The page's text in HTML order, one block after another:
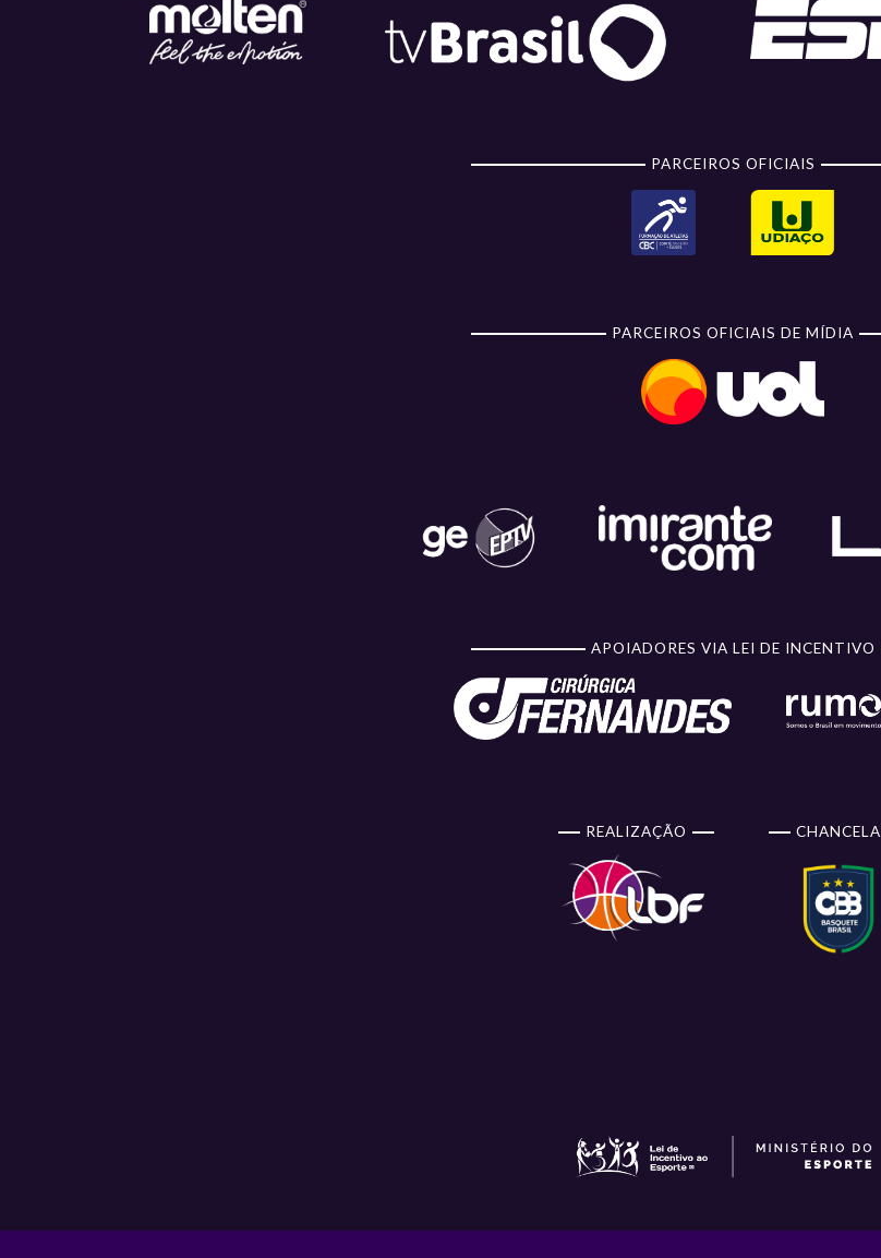
PARCEIROS OFICIAIS
PARCEIROS OFICIAIS DE MÍDIA
APOIADORES VIA LEI DE INCENTIVO
REALIZAÇÃO CHANCELA